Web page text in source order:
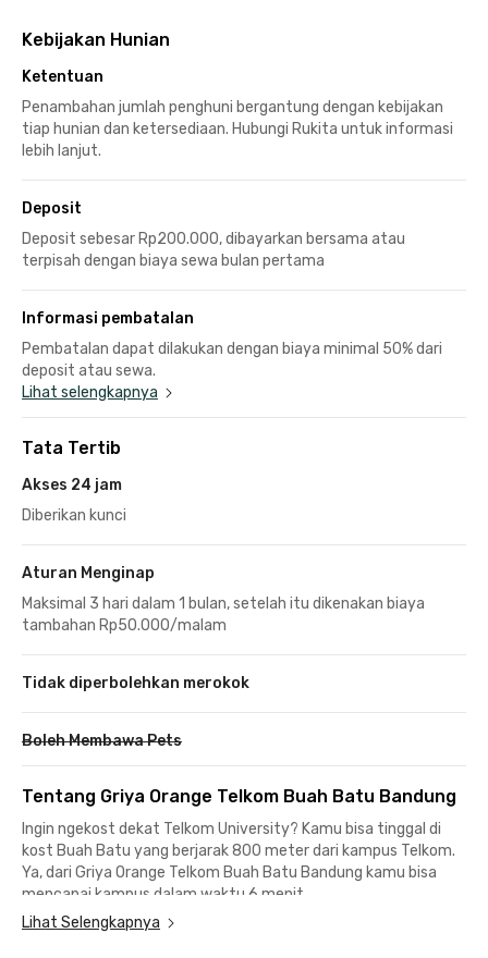
Kebijakan Hunian
Ketentuan
Penambahan jumlah penghuni bergantung dengan kebijakan
tiap hunian dan ketersediaan. Hubungi Rukita untuk informasi
lebih lanjut.
Deposit
Deposit sebesar Rp200.000, dibayarkan bersama atau
terpisah dengan biaya sewa bulan pertama
Informasi pembatalan
Pembatalan dapat dilakukan dengan biaya minimal 50% dari
deposit atau sewa.
Lihat selengkapnya
Tata Tertib
Akses 24 jam
Diberikan kunci
Aturan Menginap
Maksimal 3 hari dalam 1 bulan, setelah itu dikenakan biaya
tambahan Rp50.000/malam
Tidak diperbolehkan merokok
Boleh Membawa Pets
Tentang Griya Orange Telkom Buah Batu Bandung
Ingin ngekost dekat Telkom University? Kamu bisa tinggal di
kost Buah Batu yang berjarak 800 meter dari kampus Telkom.
Ya, dari Griya Orange Telkom Buah Batu Bandung kamu bisa
mencapai kampus dalam waktu 6 menit.
Selain itu kost Buah Batu ini juga cocok untuk karyawan yang
Lihat Selengkapnya